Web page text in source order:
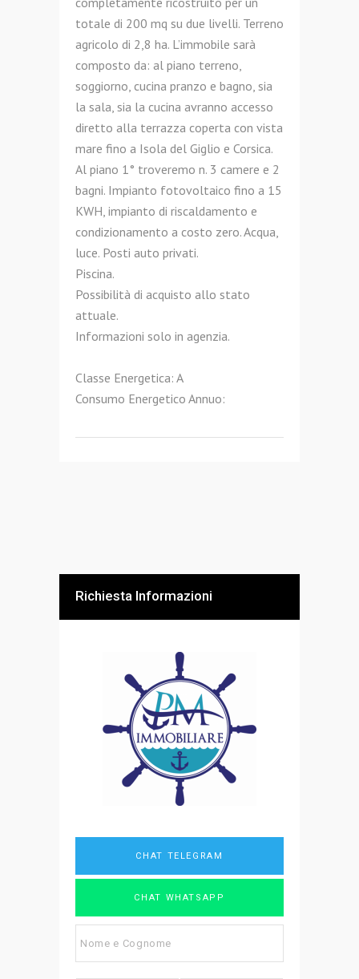
totale di 200 mq su due livelli. Terreno
agricolo di 2,8 ha. L’immobile sarà
composto da: al piano terreno,
soggiorno, cucina pranzo e bagno, sia
la sala, sia la cucina avranno accesso
diretto alla terrazza coperta con vista
mare fino a Isola del Giglio e Corsica.
Al piano 1° troveremo n. 3 camere e 2
bagni. Impianto fotovoltaico fino a 15
KWH, impianto di riscaldamento e
condizionamento a costo zero. Acqua,
luce. Posti auto privati.
Piscina.
Possibilità di acquisto allo stato
attuale.
Informazioni solo in agenzia.
Classe Energetica: A
Consumo Energetico Annuo:
Richiesta Informazioni
CHAT TELEGRAM
CHAT WHATSAPP